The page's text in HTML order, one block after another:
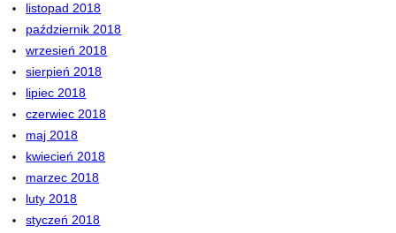
listopad 2018
październik 2018
wrzesień 2018
sierpień 2018
lipiec 2018
czerwiec 2018
maj 2018
kwiecień 2018
marzec 2018
luty 2018
styczeń 2018